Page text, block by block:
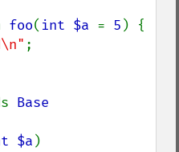
foo( int $a = 5 ) {
;
$a )